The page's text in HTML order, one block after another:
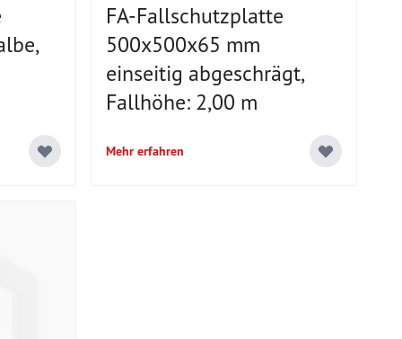
FA-Fallschutzplatte
500x500x65 mm
einseitig abgeschrägt,
Fallhöhe: 2,00 m
Mehr erfahren